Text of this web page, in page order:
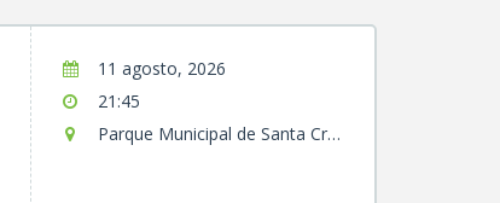
11 agosto, 2026
21:45
Parque Municipal de Santa Cruz